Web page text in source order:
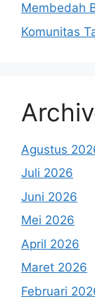
Membedah
Komunitas
Agustus
Juli 2026
Juni 2026
Mei 2026
April 2026
Maret 2026
Februari